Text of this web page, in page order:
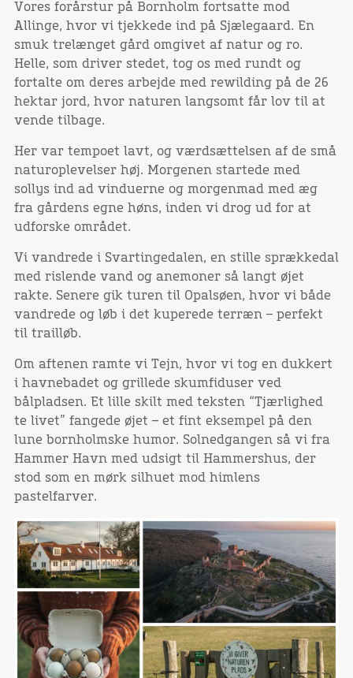
Vores forårstur på Bornholm fortsatte mod
Allinge, hvor vi tjekkede ind på Sjælegaard. En
smuk trelænget gård omgivet af natur og ro.
Helle, som driver stedet, tog os med rundt og
fortalte om deres arbejde med rewilding på de 26
hektar jord, hvor naturen langsomt får lov til at
vende tilbage.
Her var tempoet lavt, og værdsættelsen af de små
naturoplevelser høj. Morgenen startede med
sollys ind ad vinduerne og morgenmad med æg
fra gårdens egne høns, inden vi drog ud for at
udforske området.
Vi vandrede i Svartingedalen, en stille sprækkedal
med rislende vand og anemoner så langt øjet
rakte. Senere gik turen til Opalsøen, hvor vi både
vandrede og løb i det kuperede terræn – perfekt
til trailløb.
Om aftenen ramte vi Tejn, hvor vi tog en dukkert
i havnebadet og grillede skumfiduser ved
bålpladsen. Et lille skilt med teksten “Tjærlighed
te livet” fangede øjet – et fint eksempel på den
lune bornholmske humor. Solnedgangen så vi fra
Hammer Havn med udsigt til Hammershus, der
stod som en mørk silhuet mod himlens
pastelfarver.